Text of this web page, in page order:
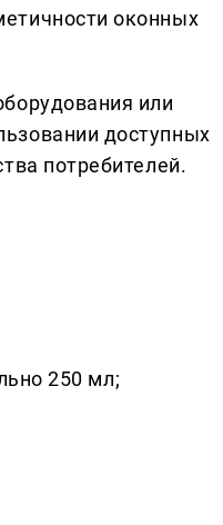
оконных
или
доступных
потребителей.
250 мл;